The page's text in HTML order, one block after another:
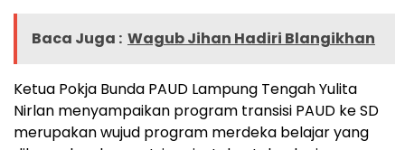
Baca Juga : Wagub Jihan Hadiri Blangikhan
Ketua Pokja Bunda PAUD Lampung Tengah Yulita
Nirlan menyampaikan program transisi PAUD ke SD
merupakan wujud program merdeka belajar yang